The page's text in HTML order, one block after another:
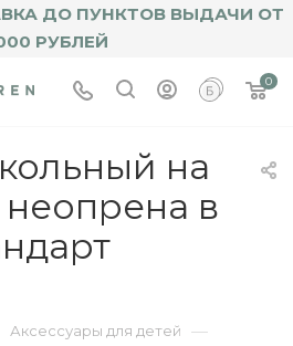
ДО ПУНКТОВ ВЫДАЧИ ОТ
РУБЛЕЙ
0
на
неопрена в
Аксессуары для детей —